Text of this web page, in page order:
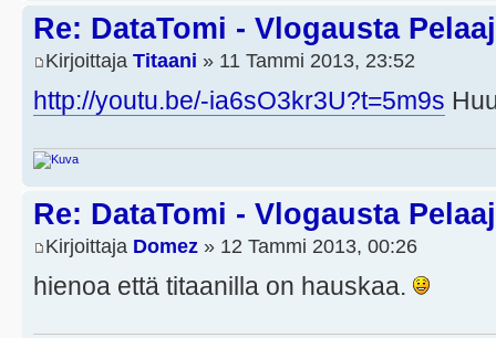
Re: DataTomi - Vlogausta
Kirjoittaja Titaani » 11 Tammi 2013, 23:52
http://youtu.be/-ia6sO3kr3U?t=5m9s
Re: DataTomi - Vlogausta
Kirjoittaja Domez » 12 Tammi 2013, 00:26
hienoa että titaanilla on hauskaa.